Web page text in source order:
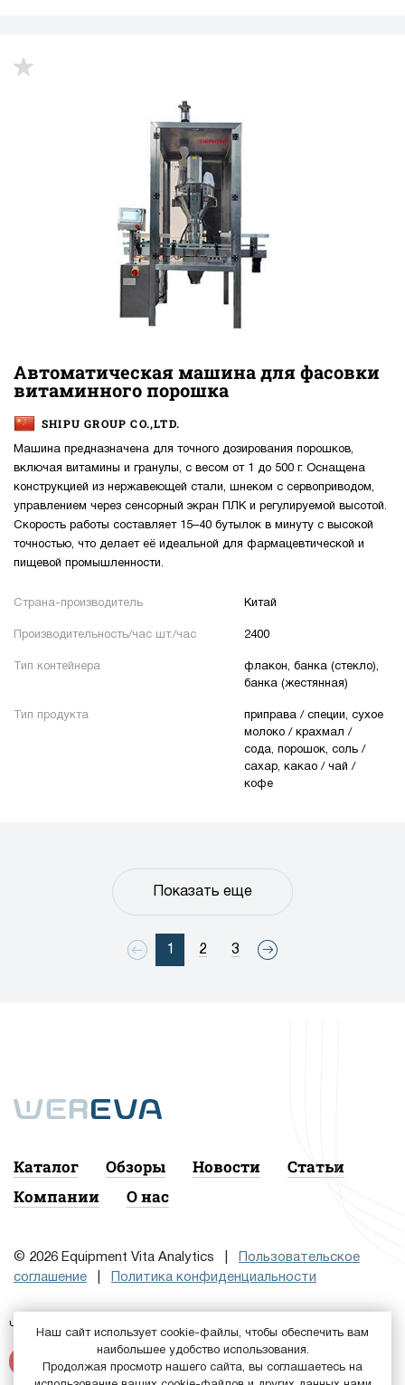
Автоматическая машина для фасовки
витаминного порошка
SHIPU GROUP CO.,LTD.
Машина предназначена для точного дозирования порошков,
включая витамины и гранулы, с весом от 1 до 500 г. Оснащена
конструкцией из нержавеющей стали, шнеком с сервоприводом,
управлением через сенсорный экран ПЛК и регулируемой высотой.
Скорость работы составляет 15–40 бутылок в минуту с высокой
точностью, что делает её идеальной для фармацевтической и
пищевой промышленности.
Страна-производитель Китай
Производительность/час шт./час 2400
Тип контейнера
флакон, банка (стекло),
банка (жестянная)
Тип продукта
приправа / специи, сухое
молоко / крахмал /
сода, порошок, соль /
сахар, какао / чай /
кофе
1 2 3
Показать еще
Каталог Обзоры Новости
Статьи
Компании
О нас
© 2026 Equipment Vita Analytics |
Пользовательское
соглашение
Политика конфиденциальности
Чтобы подписаться на рассылку, сначала Войдите или
Зарегистрируйтесь
Наш сайт использует cookie-файлы, чтобы обеспечить вам
наибольшее удобство использования.
Продолжая просмотр нашего сайта, вы соглашаетесь на